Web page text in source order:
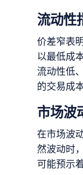
流动性
价差窄表
以最低成
流动性低
的交易成本
市场波
在市场波
然波动时
可能预示